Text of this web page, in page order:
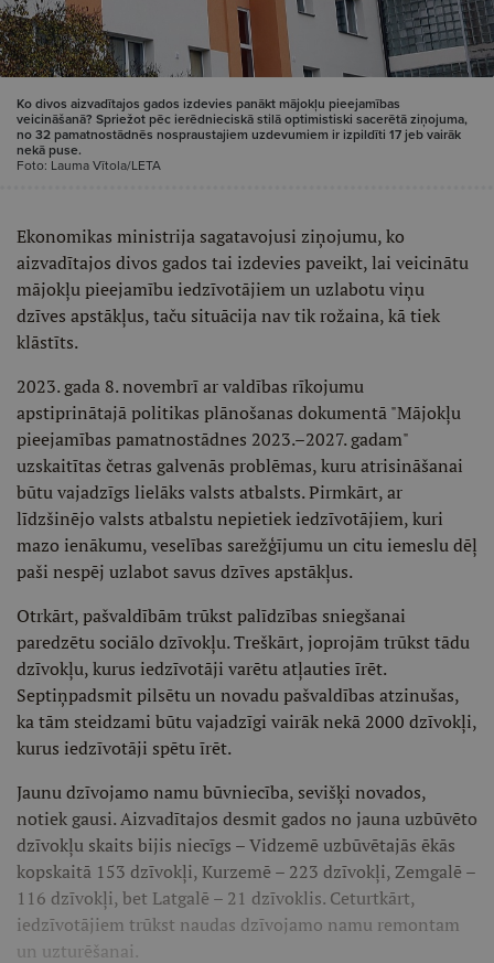
Ko divos aizvadītajos gados izdevies panākt mājokļu pieejamības
veicināšanā? Spriežot pēc ierēdnieciskā stilā optimistiski sacerētā ziņojuma,
no 32 pamatnostādnēs nospraustajiem uzdevumiem ir izpildīti 17 jeb vairāk
nekā puse.
Foto: Lauma Vītola/LETA
Ekonomikas ministrija sagatavojusi ziņojumu, ko
aizvadītajos divos gados tai izdevies paveikt, lai veicinātu
mājokļu pieejamību iedzīvotājiem un uzlabotu viņu
dzīves apstākļus, taču situācija nav tik rožaina, kā tiek
klāstīts.
2023. gada 8. novembrī ar valdības rīkojumu
apstiprinātajā politikas plānošanas dokumentā "Mājokļu
pieejamības pamatnostādnes 2023.–2027. gadam"
uzskaitītas četras galvenās problēmas, kuru atrisināšanai
būtu vajadzīgs lielāks valsts atbalsts. Pirmkārt, ar
līdzšinējo valsts atbalstu nepietiek iedzīvotājiem, kuri
mazo ienākumu, veselības sarežģījumu un citu iemeslu dēļ
paši nespēj uzlabot savus dzīves apstākļus.
Otrkārt, pašvaldībām trūkst palīdzības sniegšanai
paredzētu sociālo dzīvokļu. Treškārt, joprojām trūkst tādu
dzīvokļu, kurus iedzīvotāji varētu atļauties īrēt.
Septiņpadsmit pilsētu un novadu pašvaldības atzinušas,
ka tām steidzami būtu vajadzīgi vairāk nekā 2000 dzīvokļi,
kurus iedzīvotāji spētu īrēt.
Jaunu dzīvojamo namu būvniecība, sevišķi novados,
notiek gausi. Aizvadītajos desmit gados no jauna uzbūvēto
dzīvokļu skaits bijis niecīgs – Vidzemē uzbūvētajās ēkās
kopskaitā 153 dzīvokļi, Kurzemē – 223 dzīvokļi, Zemgalē –
116 dzīvokļi, bet Latgalē – 21 dzīvoklis. Ceturtkārt,
iedzīvotājiem trūkst naudas dzīvojamo namu remontam
un uzturēšanai.